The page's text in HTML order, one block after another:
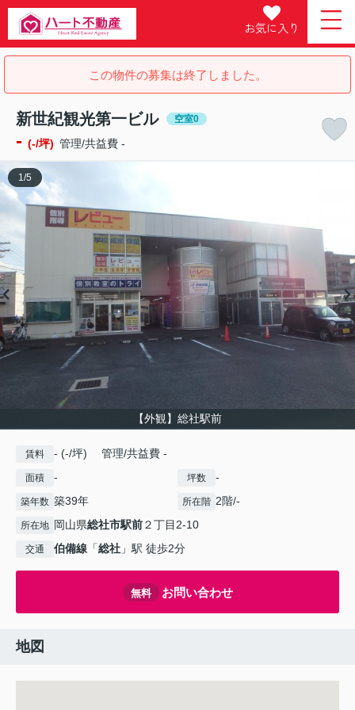
お気に入り
この物件の募集は終了しました。
新世紀観光第一ビル 空室0
- (-/坪) 管理/共益費 -
【外観】総社駅前
1 /5
賃料 - (-/坪) 管理/共益費 -
面積 - 坪数 -
築年数 築39年 所在階 2階/-
所在地 岡山県総社市駅前２丁目2-10
交通 伯備線 「総社 」駅 徒歩2分
無料 お問い合わせ
地図